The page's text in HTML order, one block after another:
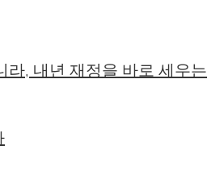
, 내년 재정을 바로 세우는